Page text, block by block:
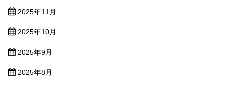
2025年11月
2025年10月
2025年9月
2025年8月